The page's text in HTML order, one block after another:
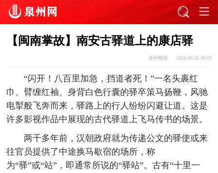
【闽南掌故】南安古驿道上的康店驿
泉州晚报 2026-06-26 09:03
“闪开！八百里加急，挡道者死！”一名头裹红
巾、臂缠红袖、身背白色行囊的驿卒策马扬鞭，风驰
电掣般飞奔而来，驿路上的行人纷纷闪避让道。这是
许多影视作品中展现的古代驿道上飞马传书的场景。
两千多年前，汉朝政府就为传递公文的驿使或来
往官员提供了中途换马歇宿的场所，称
为“驿”或“站”，即通常所说的“驿站”。古有“十里一